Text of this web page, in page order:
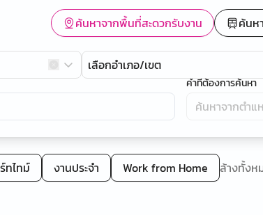
ค้นหาจากพื้นที่สะดวกรับงาน ค้นห
เลือกอำเภอ/เขต
คำที่ต้องการค้นหา
ทไทม์ งานประจำ Work from Home ล้างทั้งห